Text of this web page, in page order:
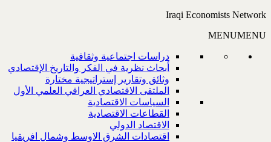
Iraqi Economists Network
MENUMENU
دراسات اجتماعية وثقافية
أبحاث نظرية في الفكر والتاريخ الإقتصادي
وثائق وتقارير إستراتيجية مختارة
الملتقى الاقتصادي العراقي العلمي الأول
السياسات الاقتصادية
القطاعات الاقتصادية
الاقتصاد الدولي
اقتصادات الشرق الاوسط وشمال افريقيا